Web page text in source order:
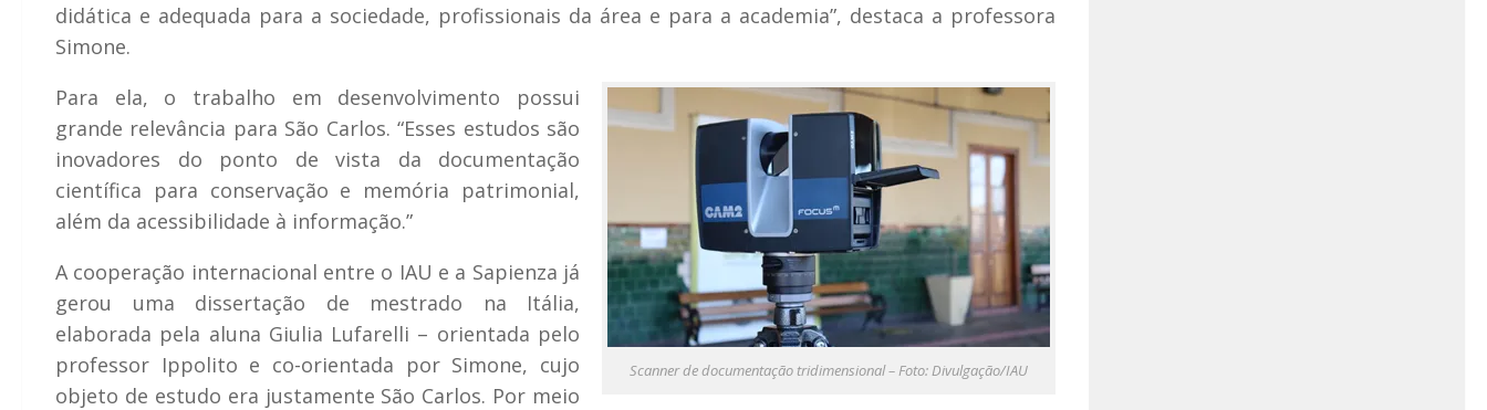
didática e adequada para a sociedade, profissionais da área e para a academia”, destaca a professora
Simone.
Scanner de documentação tridimensional – Foto: Divulgação/IAU
Para ela, o trabalho em desenvolvimento possui
grande relevância para São Carlos. “Esses estudos são
inovadores do ponto de vista da documentação
científica para conservação e memória patrimonial,
além da acessibilidade à informação.”
A cooperação internacional entre o IAU e a Sapienza já
gerou uma dissertação de mestrado na Itália,
elaborada pela aluna Giulia Lufarelli – orientada pelo
professor Ippolito e co-orientada por Simone, cujo
objeto de estudo era justamente São Carlos. Por meio